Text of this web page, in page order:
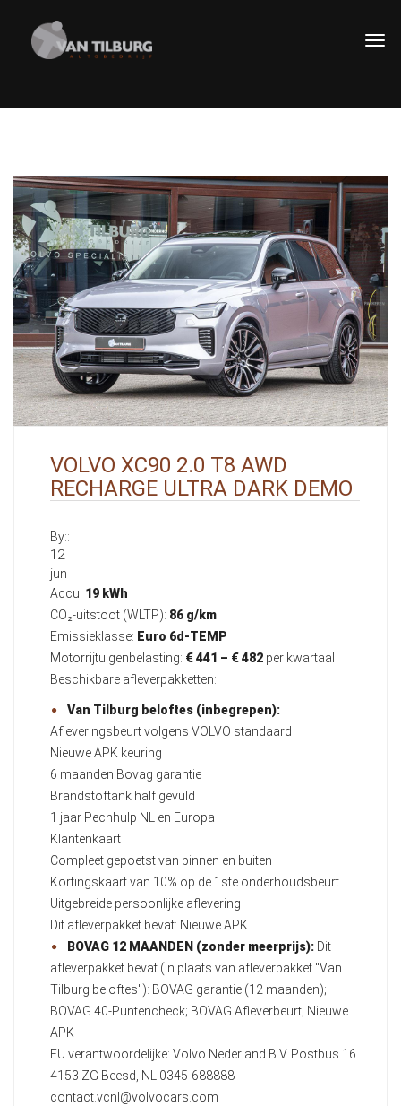
VOLVO XC90 2.0 T8 AWD
RECHARGE ULTRA DARK DEMO
By::
12
jun
Accu: 19 kWh
CO₂-uitstoot (WLTP): 86 g/km
Emissieklasse: Euro 6d-TEMP
Motorrijtuigenbelasting: € 441 – € 482 per kwartaal
Beschikbare afleverpakketten:
Van Tilburg beloftes (inbegrepen):
Afleveringsbeurt volgens VOLVO standaard
Nieuwe APK keuring
6 maanden Bovag garantie
Brandstoftank half gevuld
1 jaar Pechhulp NL en Europa
Klantenkaart
Compleet gepoetst van binnen en buiten
Kortingskaart van 10% op de 1ste onderhoudsbeurt
Uitgebreide persoonlijke aflevering
Dit afleverpakket bevat: Nieuwe APK
BOVAG 12 MAANDEN (zonder meerprijs): Dit
afleverpakket bevat (in plaats van afleverpakket "Van
Tilburg beloftes"): BOVAG garantie (12 maanden);
BOVAG 40-Puntencheck; BOVAG Afleverbeurt; Nieuwe
APK
EU verantwoordelijke: Volvo Nederland B.V. Postbus 16
4153 ZG Beesd, NL 0345-688888
contact.vcnl@volvocars.com